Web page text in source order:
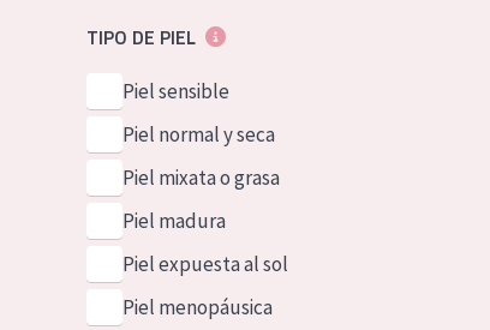
TIPO DE PIEL
Piel sensible
Piel normal y seca
Piel mixata o grasa
Piel madura
Piel expuesta al sol
Piel menopáusica